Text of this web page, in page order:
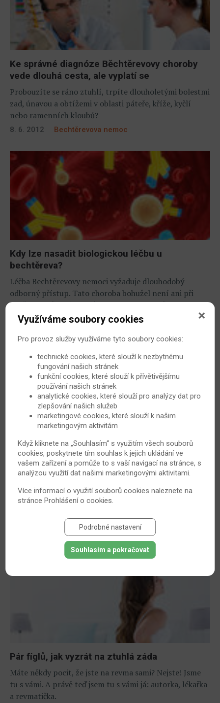
Ke správné diagnóze Běchtěrevovy choroby
vede dlouhá cesta, ale vyplatí se
Probouzíte se ráno ztuhlí, trpíte dlouholetými bolestmi
zad, únavou a obtížemi v oblasti páteře, kříže, kyčlí
nebo ramenních kloubů?
8. 6. 2012 Bechtěrevova nemoc
Kdy lze nasadit biologickou léčbu u
bechtěreva?
Léčba Bechtěrevovy nemoci vyžaduje dlouhodobý
odborný přístup. Tato choroba bohužel není ani při
dnešních léčebných možnostech zcela vyléčitelná.
Biologická léčba funguje cíleně na základě detailních
22. 10. 2009 Bechtěrevova nemoc
BE blog III. Báječné léto… Ale ať už skončí!
odpočinou si. Já bych ale období mezi červnem a srpnem
nejraději úplně vynechala. Ale ne, nejsem tak
rozmazlená. Já ne. To moje klouby!
Bechtěrevova nemoc
Pár fíglů, jak vyzrát na ztuhlá záda
Máte někdy pocit, že jste na revma sami? Nejste! Jsme
tu s vámi. A právě teď jsem tu s vámi já: autorka, lékařka
a revmatička.
Využíváme soubory cookies
Pro provoz služby využíváme tyto soubory cookies:
technické cookies, které slouží k nezbytnému
fungování našich stránek
funkční cookies, které slouží k přívětivějšímu
používání našich stránek
analytické cookies, které slouží pro analýzy dat pro
zlepšování našich služeb
marketingové cookies, které slouží k našim
marketingovým aktivitám
Když kliknete na „Souhlasím“ s využitím všech souborů
cookies, poskytnete tím souhlas k jejich ukládání ve
vašem zařízení a pomůže to s vaší navigací na stránce, s
analýzou využití dat našimi marketingovými aktivitami.
Více informací o využití souborů cookies naleznete na
stránceProhlášení o cookies.
Podrobné nastavení
Souhlasím a pokračovat